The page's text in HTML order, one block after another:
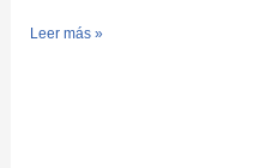
Leer más »